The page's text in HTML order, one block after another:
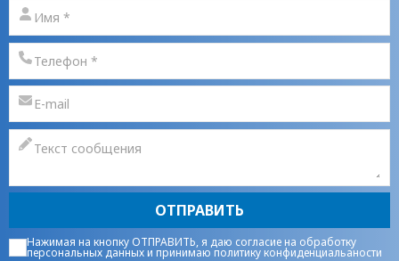
ОТПРАВИТЬ
Нажимая на кнопку ОТПРАВИТЬ, я даю согласие на обработку
персональных данныхи принимаюполитику конфиденциальаности